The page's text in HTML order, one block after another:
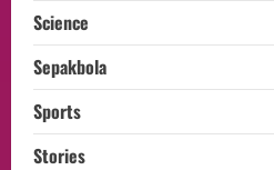
Science
Sepakbola
Sports
Stories